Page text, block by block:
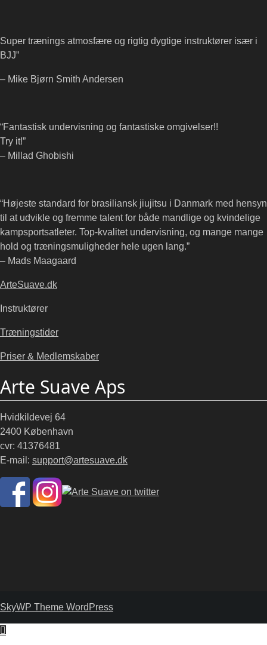
Super trænings atmosfære og rigtig dygtige instruktører især i
BJJ”
– Mike Bjørn Smith Andersen
“Fantastisk undervisning og fantastiske omgivelser!!
Try it!”
– Millad Ghobishi
“Højeste standard for brasiliansk jiujitsu i Danmark med hensyn
til at udvikle og fremme talent for både mandlige og kvindelige
kampsportsatleter. Top-kvalitet undervisning, og mange mange
hold og træningsmuligheder hele ugen lang.”
– Mads Maagaard
ArteSuave.dk
Instruktører
Træningstider
Priser & Medlemskaber
Arte Suave Aps
Hvidkildevej 64
2400 København
cvr: 41376481
E-mail: support@artesuave.dk
SkyWP Theme WordPress